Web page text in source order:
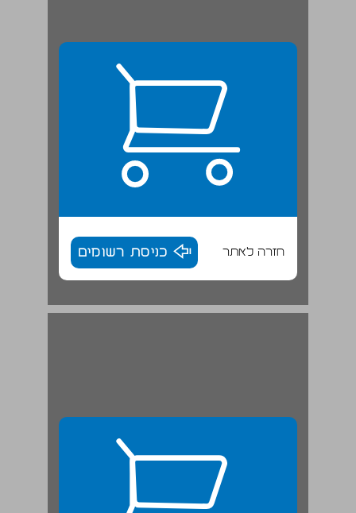
חזרה לאתר כניסת רשומים